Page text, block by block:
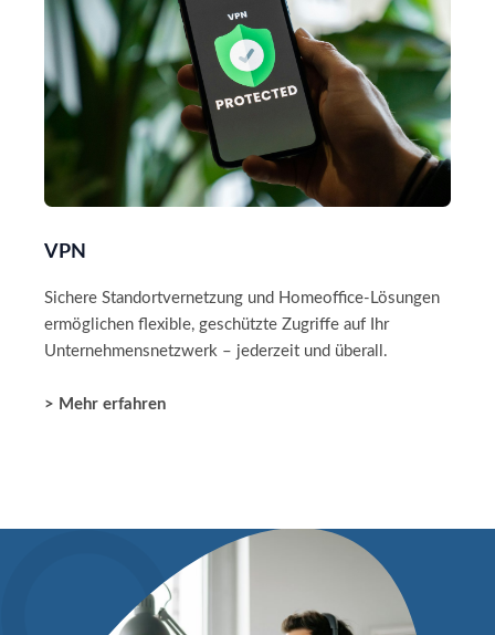
VPN
Sichere Standortvernetzung und Homeoffice-Lösungen
ermöglichen flexible, geschützte Zugriffe auf Ihr
Unternehmensnetzwerk – jederzeit und überall.
> Mehr erfahren